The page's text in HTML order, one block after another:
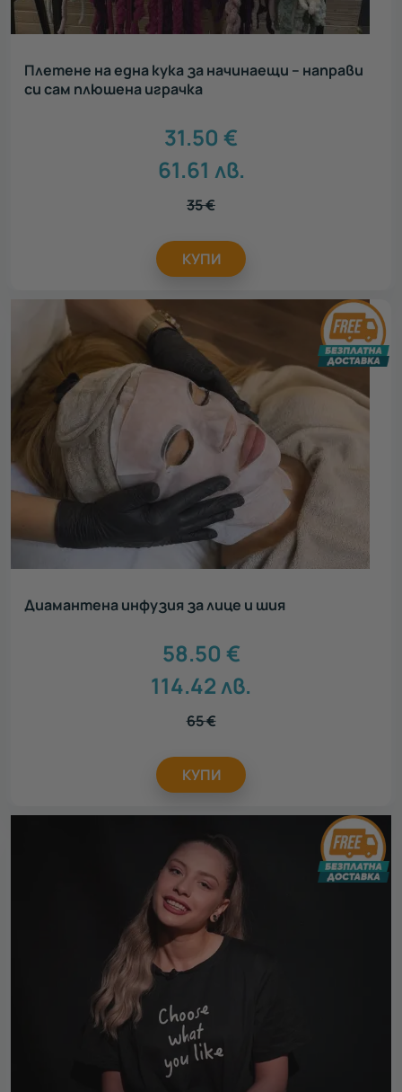
Плетене на една кука за начинаещи – направи
си сам плюшена играчка
31.50 €
61.61 лв.
35€
КУПИ
Диамантена инфузия за лице и шия
58.50 €
114.42лв.
65€
КУПИ